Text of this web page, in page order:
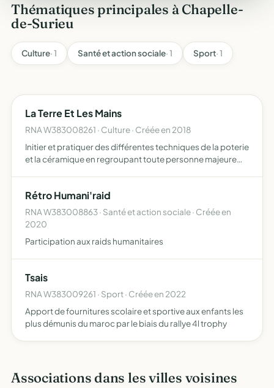
Thématiques principales à Chapelle-
de-Surieu
Culture· 1 Santé et action sociale· 1 Sport· 1
La Terre Et Les Mains
RNA W383008261 · Culture · Créée en 2018
Initier et pratiquer des différentes techniques de la poterie
et la céramique en regroupant toute personne majeure
Rétro Humani'raid
RNA W383008863 · Santé et action sociale · Créée en
2020
Participation aux raids humanitaires
Tsais
RNA W383009261 · Sport · Créée en 2022
Apport de fournitures scolaire et sportive aux enfants les
plus démunis du maroc par le biais du rallye 4l trophy
Associations dans les villes voisines